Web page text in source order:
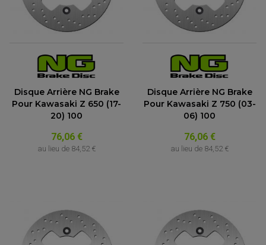
Disque Arrière NG Brake
Pour Kawasaki Z 650 (17-
20) 100
76,06 €
au lieu de 84,52 €
Disque Arrière NG Brake
Pour Kawasaki Z 750 (03-
06) 100
76,06 €
au lieu de 84,52 €